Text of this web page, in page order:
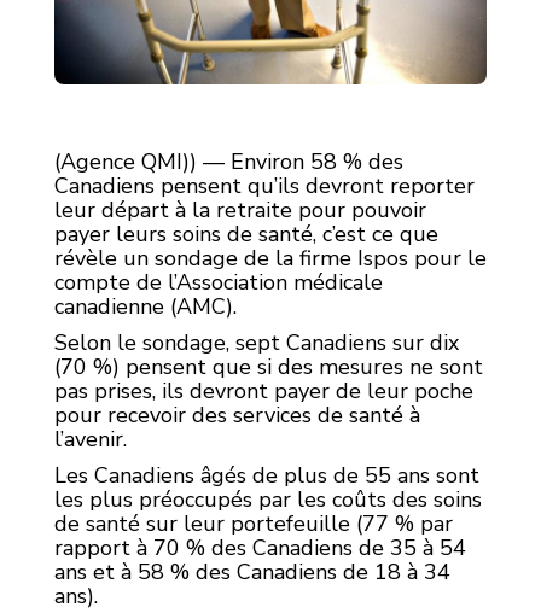
(Agence QMI)) — Environ 58 % des
Canadiens pensent qu’ils devront reporter
leur départ à la retraite pour pouvoir
payer leurs soins de santé, c’est ce que
révèle un sondage de la firme Ispos pour le
compte de l’Association médicale
canadienne (AMC).
Selon le sondage, sept Canadiens sur dix
(70 %) pensent que si des mesures ne sont
pas prises, ils devront payer de leur poche
pour recevoir des services de santé à
l’avenir.
Les Canadiens âgés de plus de 55 ans sont
les plus préoccupés par les coûts des soins
de santé sur leur portefeuille (77 % par
rapport à 70 % des Canadiens de 35 à 54
ans et à 58 % des Canadiens de 18 à 34
ans).